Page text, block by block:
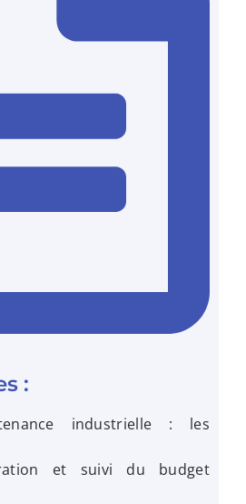
:
industrielle : les
et suivi du budget